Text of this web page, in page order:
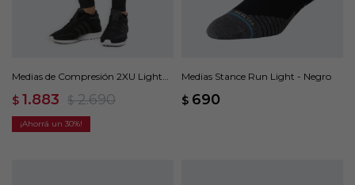
Medias de Compresión 2XU Light
$ 1.883 $ 2.690
30
Medias Stance Run Light - Negro
$ 690